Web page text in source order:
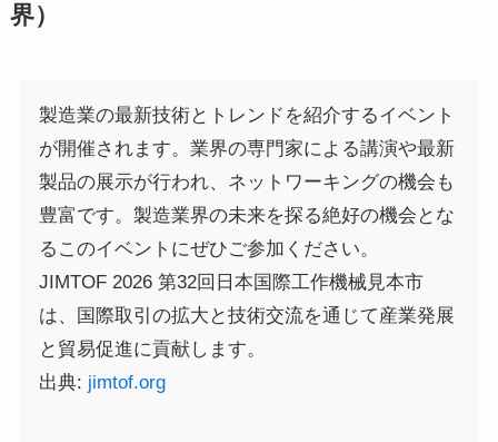
界）
製造業の最新技術とトレンドを紹介するイベント
が開催されます。業界の専門家による講演や最新
製品の展示が行われ、ネットワーキングの機会も
豊富です。製造業界の未来を探る絶好の機会とな
るこのイベントにぜひご参加ください。
JIMTOF 2026 第32回日本国際工作機械見本市
は、国際取引の拡大と技術交流を通じて産業発展
と貿易促進に貢献します。
出典: jimtof.org